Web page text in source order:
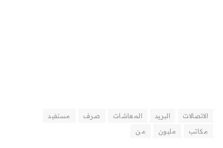
الاتصالات البريد المعاشات صرف
مستفيد
مكاتب
مليون من